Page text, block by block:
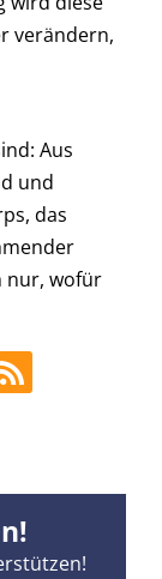
verändern,
Aus
und
das
nur, wofür